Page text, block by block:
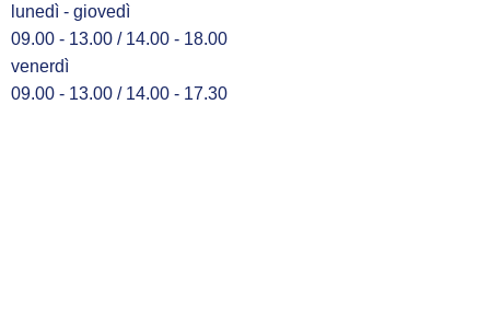
lunedì - giovedì
09.00 - 13.00 / 14.00 - 18.00
venerdì
09.00 - 13.00 / 14.00 - 17.30